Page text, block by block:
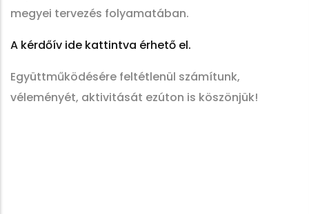
megyei tervezés folyamatában.
A kérdőív ide kattintva érhető el.
Együttműködésére feltétlenül számítunk,
véleményét, aktivitását ezúton is köszönjük!